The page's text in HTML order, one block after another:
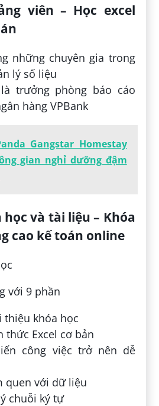
viên – Học excel
những chuyên gia trong
lý số liệu
trưởng phòng báo cáo
hàng VPBank
Gangstar Homestay
gian nghỉ dưỡng đậm
và tài liệu – Khóa
cao kế toán online
với 9 phần
thiệu khóa học
thức Excel cơ bản
công việc trở nên dễ
quen với dữ liệu
chuỗi ký tự